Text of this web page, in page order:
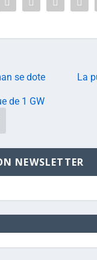
se dote
de 1 GW
La
NEWSLETTER